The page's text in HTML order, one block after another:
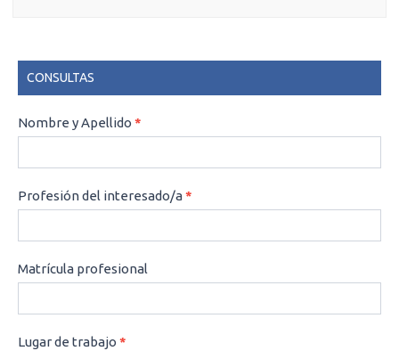
CONSULTAS
CONSULTAS
Nombre y Apellido *
Profesión del interesado/a*
Matrícula profesional
Lugar de trabajo *